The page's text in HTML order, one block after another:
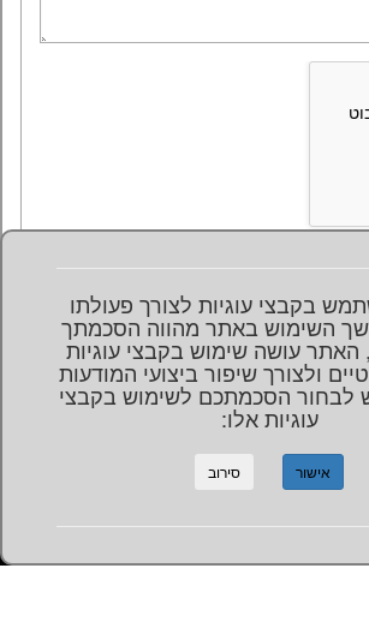
079-580-מספר השלוחה
122
Powered By Copyright
בקבצי עוגיות לצורך פעולתו
השימוש באתר מהווה הסכמתך
האתר עושה שימוש בקבצי עוגיות
ולצורך שיפור ביצועי המודעות
לבחור הסכמתכם לשימוש בקבצי
עוגיות אלו:
אישור סירוב